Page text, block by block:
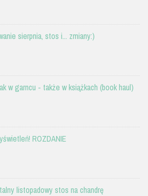
sierpnia, stos i... zmiany:)
w garncu - także w książkach (book haul)
ROZDANIE
listopadowy stos na chandrę